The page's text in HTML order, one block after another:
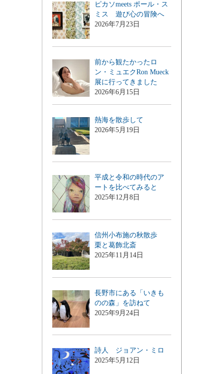
ピカソmeets ポール・ス
ミス 遊び心の冒険へ
2026年7月23日
前から観たかったロ
ン・ミュエクRon Mueck
展に行ってきました
2026年6月15日
熱海を散歩して
2026年5月19日
平成と令和の時代のア
ートを比べてみると
2025年12月8日
信州小布施の秋散歩
栗と葛飾北斎
2025年11月14日
長野市にある「いきも
のの森」を訪ねて
2025年9月24日
詩人 ジョアン・ミロ
2025年5月12日